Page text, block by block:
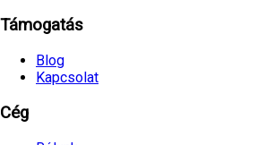
Támogatás
Blog
Kapcsolat
Cég